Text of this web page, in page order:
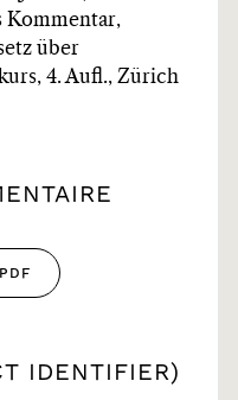
Kommentar,
über
4. Aufl., Zürich
PDF
IDENTIFIER)